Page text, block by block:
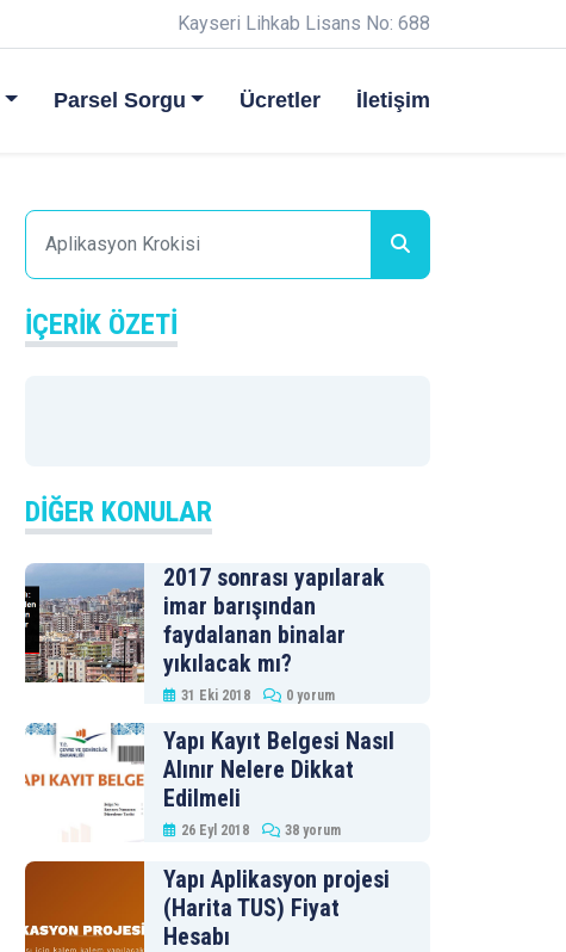
Kayseri Lihkab Lisans No: 688
Parsel Sorgu Ücretler İletişim
İÇERIK ÖZETI
DIĞER KONULAR
2017 sonrası yapılarak
imar barışından
faydalanan binalar
yıkılacak mı?
31 Eki 2018 0 yorum
Yapı Kayıt Belgesi Nasıl
Alınır Nelere Dikkat
Edilmeli
26 Eyl 2018 38 yorum
Yapı Aplikasyon projesi
(Harita TUS) Fiyat
Hesabı